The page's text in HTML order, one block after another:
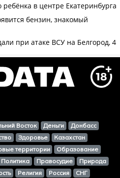
Восток Деньги
Донбасс
Здоровье
Казахстан
территории
Образование
Политика Правосудие
Природа
Религия Россия СНГ